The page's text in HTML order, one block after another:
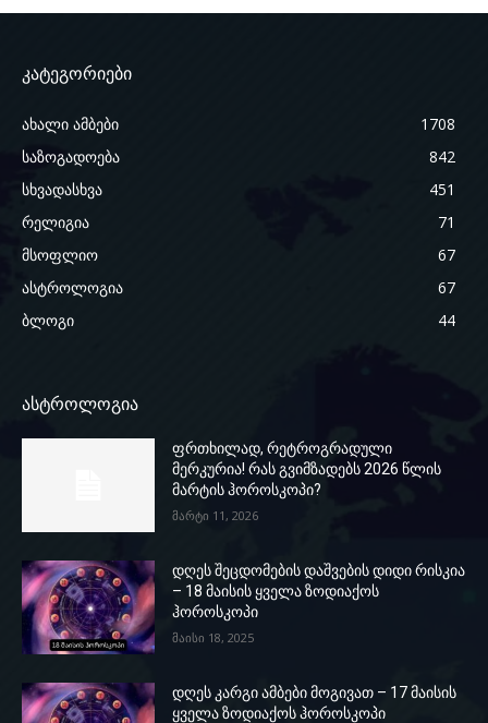
კატეგორიები
ახალი ამბები
1708
საზოგადოება
842
სხვადასხვა
451
რელიგია
71
მსოფლიო
67
ასტროლოგია
67
ბლოგი
44
ასტროლოგია
ფრთხილად, რეტროგრადული
მერკურია! რას გვიმზადებს 2026 წლის
მარტის ჰოროსკოპი?
მარტი 11, 2026
დღეს შეცდომების დაშვების დიდი რისკია
– 18 მაისის ყველა ზოდიაქოს
ჰოროსკოპი
მაისი 18, 2025
დღეს კარგი ამბები მოგივათ – 17 მაისის
ყველა ზოდიაქოს ჰოროსკოპი